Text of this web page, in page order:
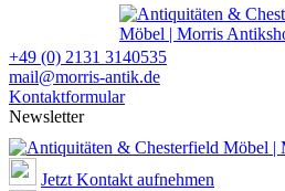
+49 (0) 2131 3140535
mail@morris-antik.de
Kontaktformular
Newsletter
Jetzt Kontakt aufnehmen